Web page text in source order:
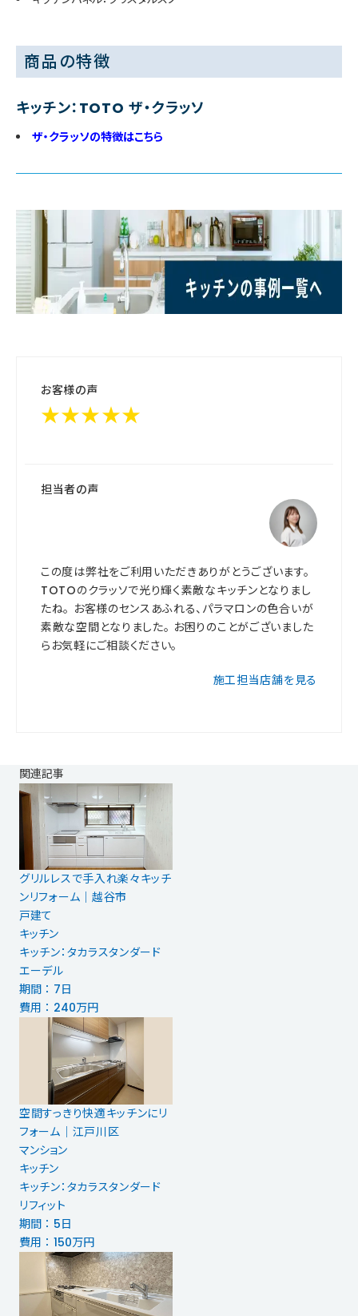
商品の特徴
キッチン：TOTO ザ・クラッソ
ザ・クラッソの特徴はこちら
お客様の声
★★★★★
担当者の声
この度は弊社をご利用いただきありがとうございます。
TOTOのクラッソで光り輝く素敵なキッチンとなりまし
たね。 お客様のセンスあふれる、パラマロンの色合いが
素敵な空間となりました。 お困りのことがございました
らお気軽にご相談ください。
施工担当店舗を見る
関連記事
グリルレスで手入れ楽々キッチ
ンリフォーム｜越谷市
戸建て
キッチン
キッチン：タカラスタンダード
エーデル
期間 ： 7日
費用 ： 240万円
空間すっきり快適キッチンにリ
フォーム｜江戸川区
マンション
キッチン
キッチン：タカラスタンダード
リフィット
期間 ： 5日
費用 ： 150万円